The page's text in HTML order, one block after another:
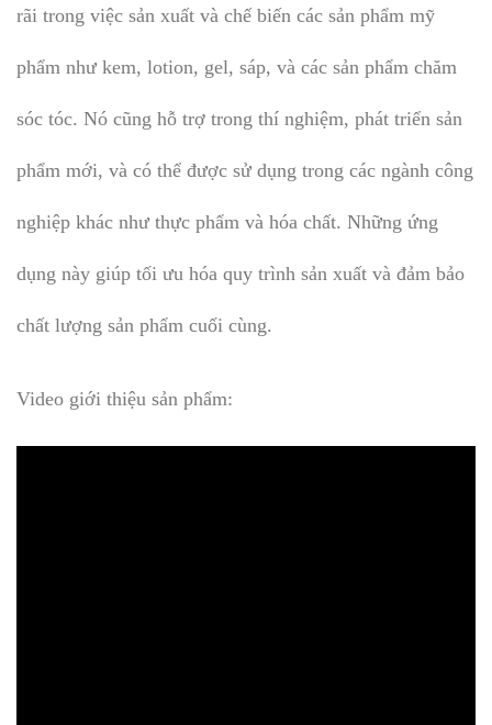
rãi trong việc sản xuất và chế biến các sản phẩm mỹ
phẩm như kem, lotion, gel, sáp, và các sản phẩm chăm
sóc tóc. Nó cũng hỗ trợ trong thí nghiệm, phát triển sản
phẩm mới, và có thể được sử dụng trong các ngành công
nghiệp khác như thực phẩm và hóa chất. Những ứng
dụng này giúp tối ưu hóa quy trình sản xuất và đảm bảo
chất lượng sản phẩm cuối cùng.
Video giới thiệu sản phẩm: